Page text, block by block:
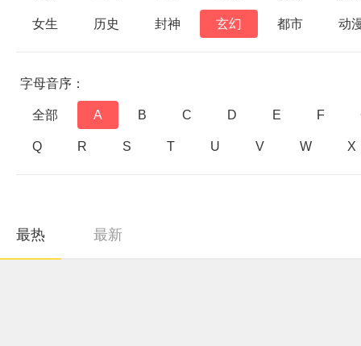
女生 历史 封神 玄幻 都市 动
字母音序：
全部 A B C D E F
Q R S T U V W X
最热 最新